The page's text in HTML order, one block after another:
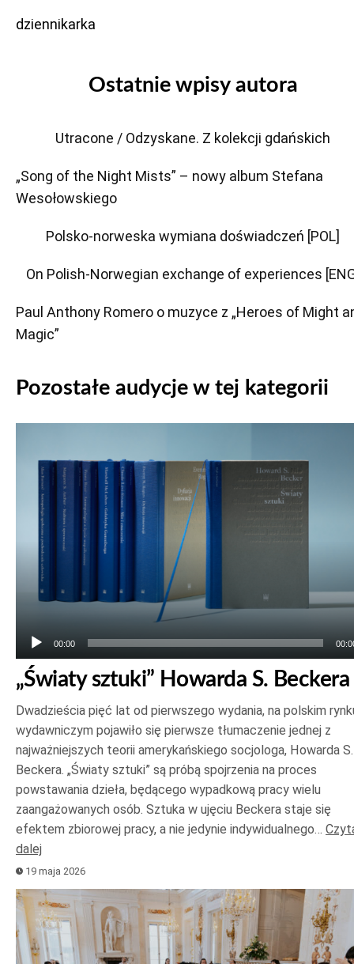
dziennikarka
Ostatnie wpisy autora
Utracone / Odzyskane. Z kolekcji gdańskich
„Song of the Night Mists” – nowy album Stefana
Wesołowskiego
Polsko-norweska wymiana doświadczeń [POL]
On Polish-Norwegian exchange of experiences
Paul Anthony Romero o muzyce z „Heroes of Might
Magic”
Pozostałe audycje w tej kategorii
dźwiękowych
00:00
„Światy sztuki” Howarda S. Beckera
Dwadzieścia pięć lat od pierwszego wydania, na polskim
wydawniczym pojawiło się pierwsze tłumaczenie jednej z
najważniejszych teorii amerykańskiego socjologa, Howarda S.
Beckera. „Światy sztuki” są próbą spojrzenia na proces
powstawania dzieła, będącego wypadkową pracy wielu
zaangażowanych osób. Sztuka w ujęciu Beckera staje się
efektem zbiorowej pracy, a nie jedynie indywidualnego…
dalej
19 maja 2026
Odtwarzacz
plików
dźwiękowych